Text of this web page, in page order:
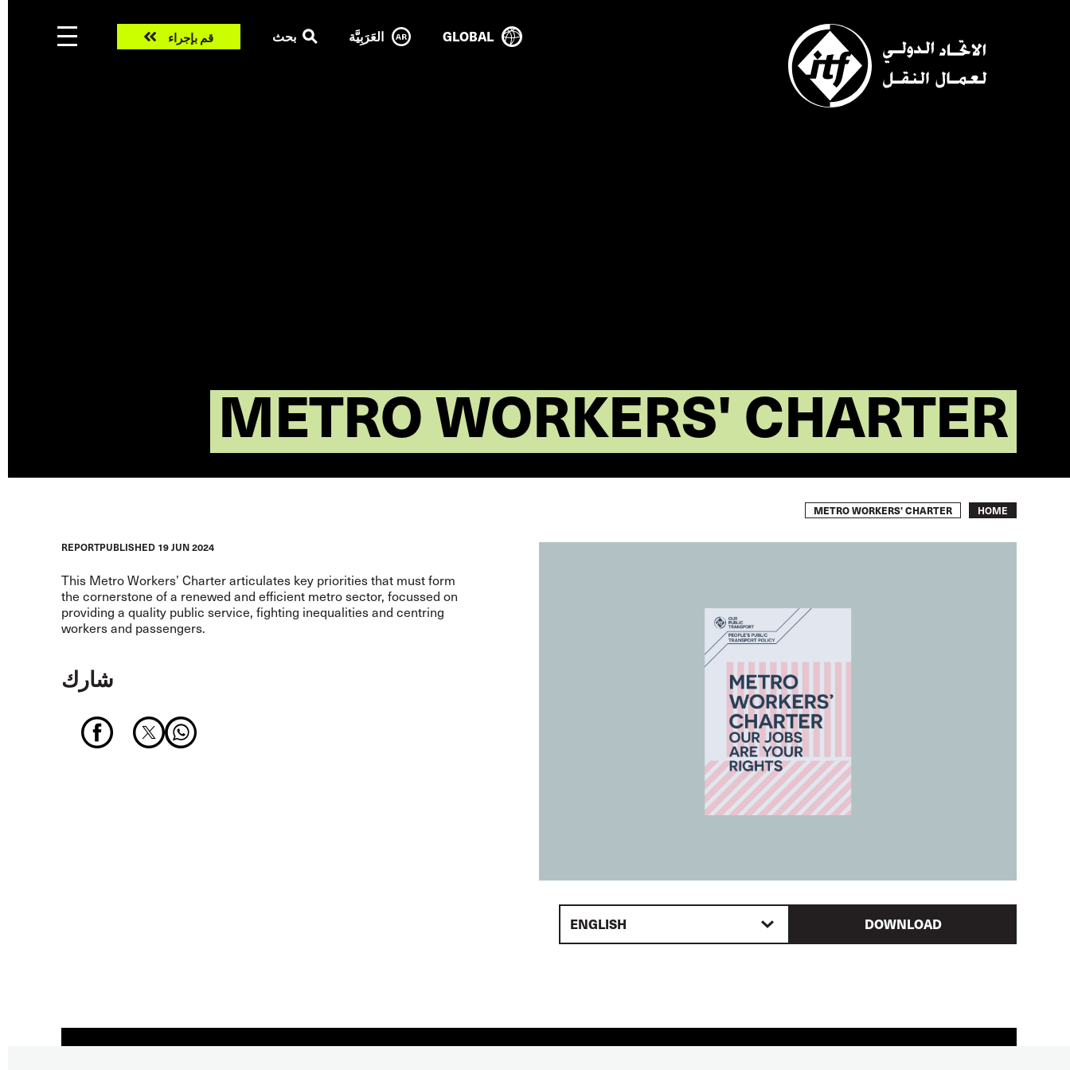
METRO WORKERS' CHARTER
GLOBAL العَرَبِيَّة بحث
Takeقم بإجراء
Breadcrumb
HOME
METRO WORKERS' CHARTER
REPORTPUBLISHED 19 JUN 2024
This Metro Workers’ Charter articulates key priorities that must form
the cornerstone of a renewed and efficient metro sector, focussed on
providing a quality public service, fighting inequalities and centring
workers and passengers.
شارك
ENGLISH DOWNLOAD